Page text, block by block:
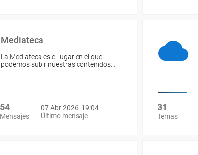
Mediateca
La Mediateca es el lugar en el que
podemos subir nuestras contenidos…
54
Mensajes
07 Abr 2026, 19:04
Último mensaje
31
Temas